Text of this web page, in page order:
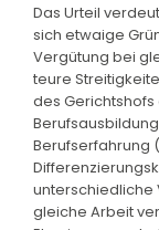
Das Urteil
sich etwaige
Vergütung bei
teure
des
Berufsausbildung
Berufserfahrung
unterschiedliche
gleiche Arbeit